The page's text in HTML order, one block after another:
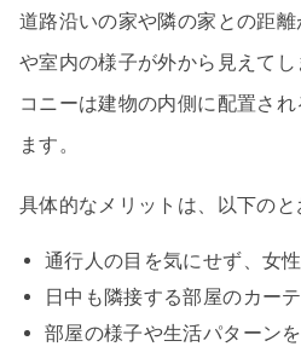
道路沿いの家や隣の家との距
や室内の様子が外から見えて
コニーは建物の内側に配置さ
ます。
具体的なメリットは、以下のと
通行人の目を気にせず、女
日中も隣接する部屋のカー
部屋の様子や生活パターン